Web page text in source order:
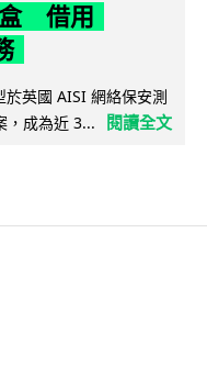
借用
英國 AISI 網絡保安測
，成為近 3...
閱讀全文